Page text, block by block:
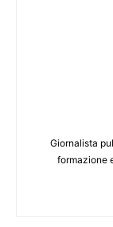
Giornalista
formazione